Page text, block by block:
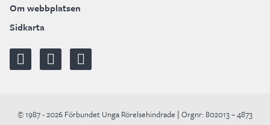
Om webbplatsen
Sidkarta
© 1987 - 2026 Förbundet Unga Rörelsehindrade | Orgnr: 802013 – 4873